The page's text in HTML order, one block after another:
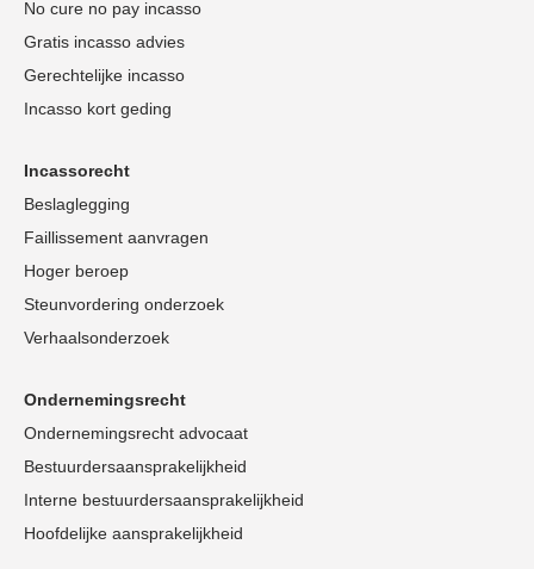
No cure no pay incasso
Gratis incasso advies
Gerechtelijke incasso
Incasso kort geding
Incassorecht
Beslaglegging
Faillissement aanvragen
Hoger beroep
Steunvordering onderzoek
Verhaalsonderzoek
Ondernemingsrecht
Ondernemingsrecht advocaat
Bestuurdersaansprakelijkheid
Interne bestuurdersaansprakelijkheid
Hoofdelijke aansprakelijkheid